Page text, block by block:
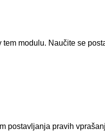
modulu. Naučite se
postavljanja pravih